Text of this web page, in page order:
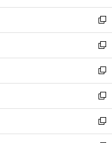
開
く
ウ
ィ
ン
ド
ウ
で
開
く
し
い
ウ
ィ
ン
ド
ウ
で
開
く
新
し
い
ウ
ィ
ン
ド
ウ
で
開
新
し
い
ウ
ィ
ン
ド
ウ
新
し
い
ウ
ィ
ン
新
し
い
ウ
新
し